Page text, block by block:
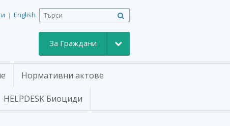
| English
За Граждани Toggle Dropdown
Нормативни актове
HELPDESK Биоциди